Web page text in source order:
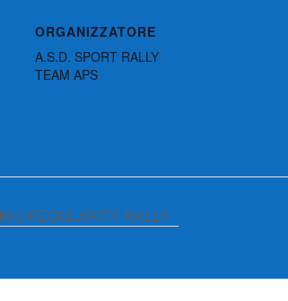
ORGANIZZATORE
A.S.D. SPORT RALLY
TEAM APS
REGULARITY RALLY